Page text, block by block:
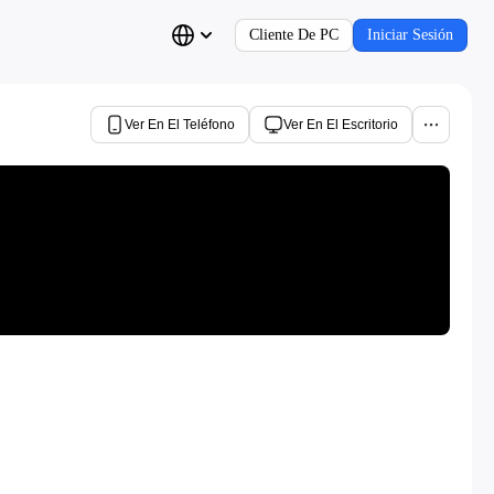
Cliente De PC Iniciar Sesión
Ver En El Teléfono Ver En El Escritorio